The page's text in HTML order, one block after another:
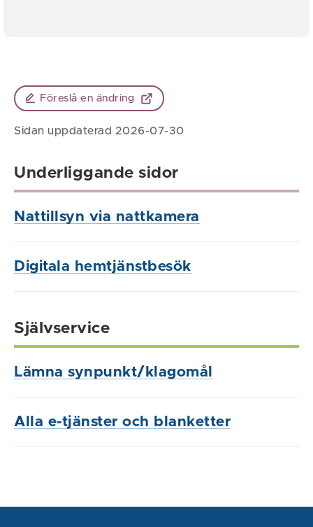
Föreslå en ändring
Sidan uppdaterad 2026-07-30
Underliggande sidor
Nattillsyn via nattkamera
Digitala hemtjänstbesök
Självservice
Lämna synpunkt/klagomål
Alla e-tjänster och blanketter